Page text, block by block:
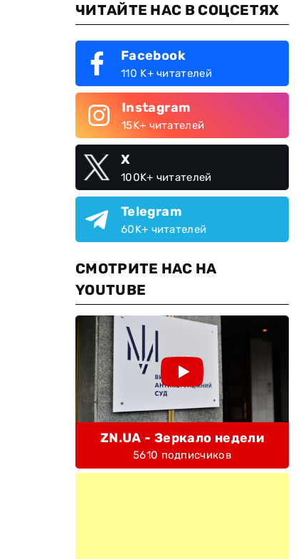
ЧИТАЙТЕ НАС В СОЦСЕТЯХ
Facebook
110 K+ читателей
Instagram
15K+ читателей
X
100K+ читателей
Telegram
60K+ читателей
СМОТРИТЕ НАС НА
YOUTUBE
ZN.UA - Зеркало недели
5610 подписчиков